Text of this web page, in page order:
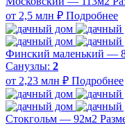
от 2,5 млн ₽ Подробнее
Финский маленький —
Санузлы: 2
от 2,23 млн ₽ Подробнее
Стокгольм — 92м2